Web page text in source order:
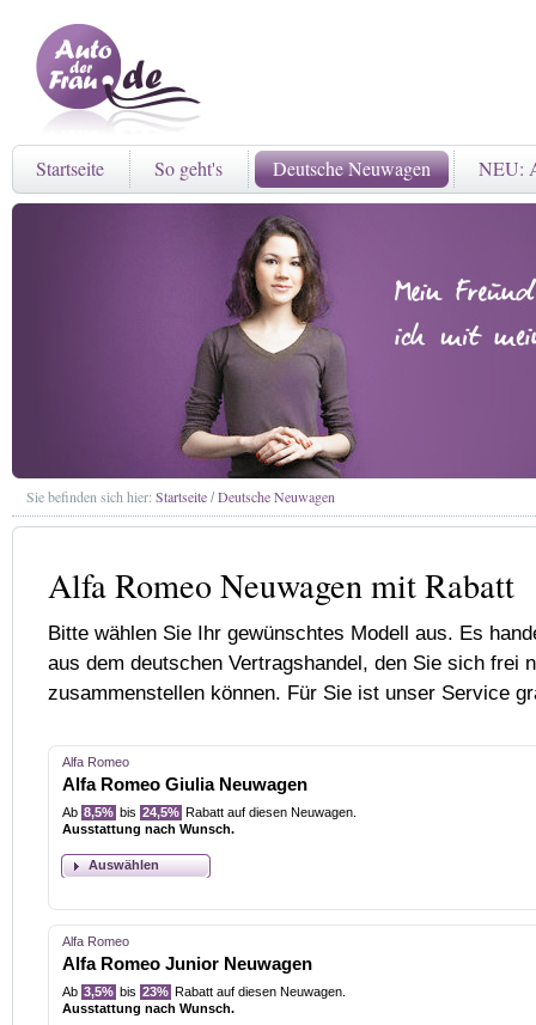
Startseite So geht's Deutsche Neuwagen NEU:
Sie befinden sich hier: Startseite / Deutsche Neuwagen
Alfa Romeo Neuwagen mit Rabatt
Bitte wählen Sie Ihr gewünschtes Modell aus. Es
aus dem deutschen Vertragshandel, den Sie sich frei
zusammenstellen können. Für Sie ist unser Service
Alfa Romeo
Alfa Romeo Giulia Neuwagen
Ab 8,5% bis 24,5% Rabatt auf diesen Neuwagen.
Ausstattung nach Wunsch.
Auswählen
Alfa Romeo
Alfa Romeo Junior Neuwagen
Ab 3,5% bis 23% Rabatt auf diesen Neuwagen.
Ausstattung nach Wunsch.